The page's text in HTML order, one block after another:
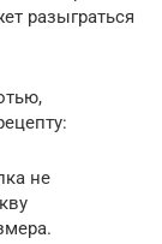
разыграться
не